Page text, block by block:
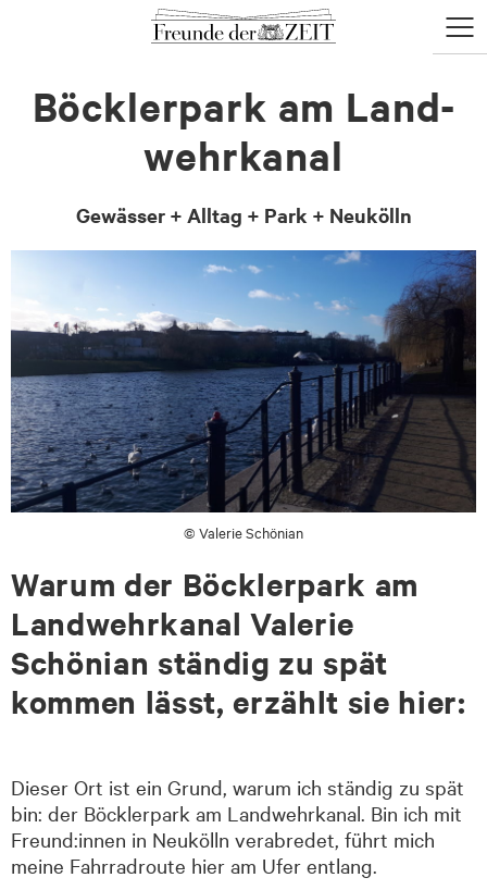
Menü
Menü
Böck­ler­park am Land­
wehr­ka­nal
Gewässer + Alltag + Park + Neukölln
© Valerie Schönian
Warum der Böcklerpark am
Landwehrkanal Valerie
Schönian ständig zu spät
kommen lässt, erzählt sie hier:
Dieser Ort ist ein Grund, warum ich ständig zu spät
bin: der Böcklerpark am Landwehrkanal. Bin ich mit
Freund:innen in Neukölln verabredet, führt mich
meine Fahrradroute hier am Ufer entlang.